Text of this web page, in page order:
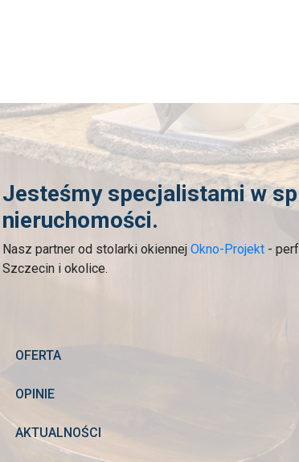
Jesteśmy specjalistami w
nieruchomości.
Nasz partner od stolarki okiennej Okno-Projekt -
Szczecin i okolice.
OFERTA
OPINIE
AKTUALNOŚCI